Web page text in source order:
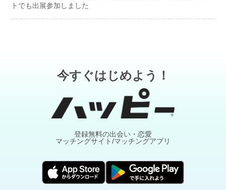
トでも出展参加しました
今すぐはじめよう！
登録無料の出会い・恋愛
マッチングサイト/マッチングアプリ